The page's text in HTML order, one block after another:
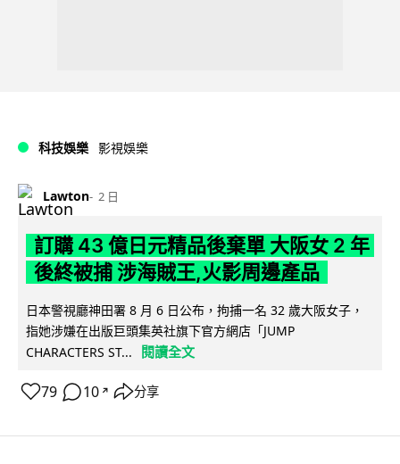
科技娛樂 影視娛樂
Lawton 2 日
訂購 43 億日元精品後棄單 大阪女 2 年
後終被捕 涉海賊王,火影周邊產品
日本警視廳神田署 8 月 6 日公布，拘捕一名 32 歲大阪女子，
指她涉嫌在出版巨頭集英社旗下官方網店「JUMP
CHARACTERS ST...
閱讀全文
79 10 ↗ 分享